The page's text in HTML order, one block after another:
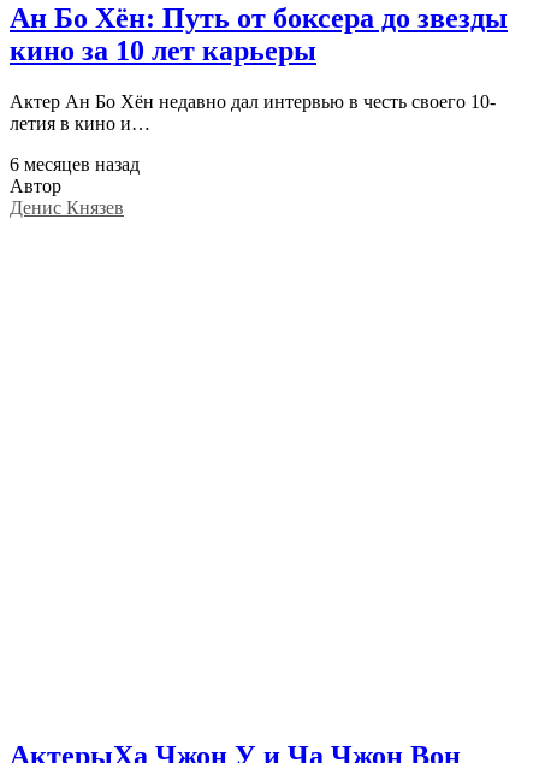
Ан Бо Хён: Путь от боксера до звезды
кино за 10 лет карьеры
Актер Ан Бо Хён недавно дал интервью в честь своего 10-
летия в кино и…
6 месяцев назад
Автор
Денис Князев
АктерыХа Чжон У и Ча Чжон Вон